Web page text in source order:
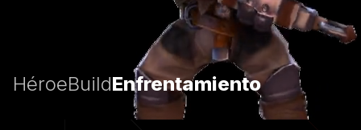
HéroeBuildEnfrentamiento